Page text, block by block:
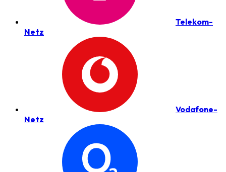
Telekom-
Netz
Vodafone-
Netz